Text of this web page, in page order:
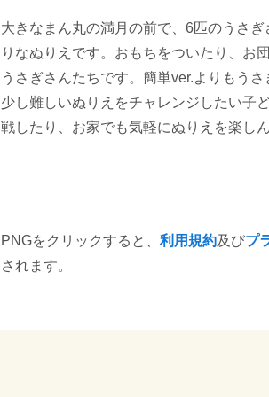
大きなまん丸の満月の前で、6匹のうさ
りなぬりえです。おもちをついたり、お
うさぎさんたちです。簡単ver.よりもう
少し難しいぬりえをチャレンジしたい子
戦したり、お家でも気軽にぬりえを楽し
PNGをクリックすると、 利用規約及びプ
されます。